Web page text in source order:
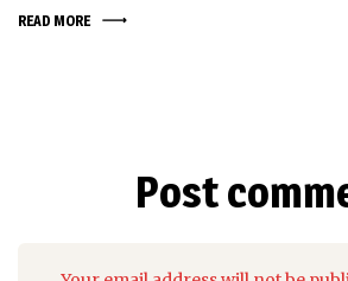
READ MORE
Post